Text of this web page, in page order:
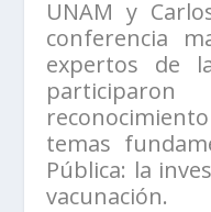
UNAM y
conferencia
expertos de
temas
Pública: la
vacunación.